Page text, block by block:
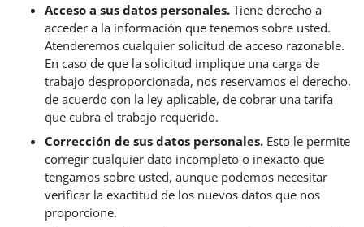
Acceso a sus datos personales. Tiene derecho a
acceder a la información que tenemos sobre usted.
Atenderemos cualquier solicitud de acceso razonable.
En caso de que la solicitud implique una carga de
trabajo desproporcionada, nos reservamos el derecho,
de acuerdo con la ley aplicable, de cobrar una tarifa
que cubra el trabajo requerido.
Corrección de sus datos personales. Esto le permite
corregir cualquier dato incompleto o inexacto que
tengamos sobre usted, aunque podemos necesitar
verificar la exactitud de los nuevos datos que nos
proporcione.